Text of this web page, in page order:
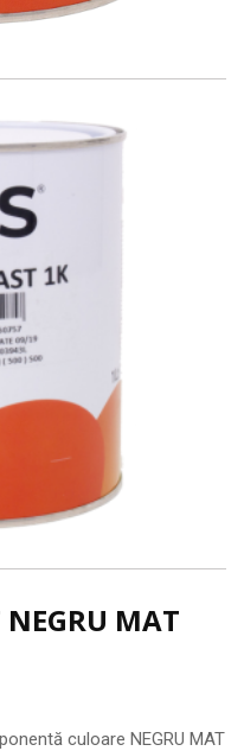
NEGRU MAT
culoare NEGRU MAT